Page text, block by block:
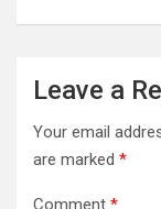
Leave a
Your email
are marked *
Comment *